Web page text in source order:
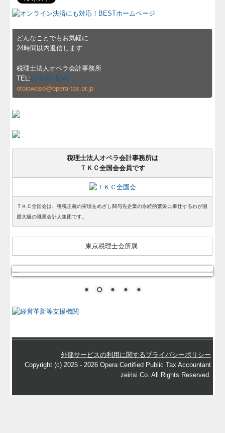
どんなことでもお気軽に
24時間以内返信します
税理士法人オペラ会計事務所
TEL:03-5333-5545
otoiawase@opera-tax.or.jp
税理士法人オペラ会計事務所は
ＴＫＣ全国会会員です
ＴＫＣ全国会は、租税正義の実現をめざし関与先企業の永続的繁栄に奉仕するわが国
最大級の職業会計人集団です。
東京税理士会所属
外部サービスの利用に関するプライバシーポリシー
Copyright (c) 2025 - 2026 Opera Certified Public Tax Accountant
zeirisi Co. All Rights Reserved.